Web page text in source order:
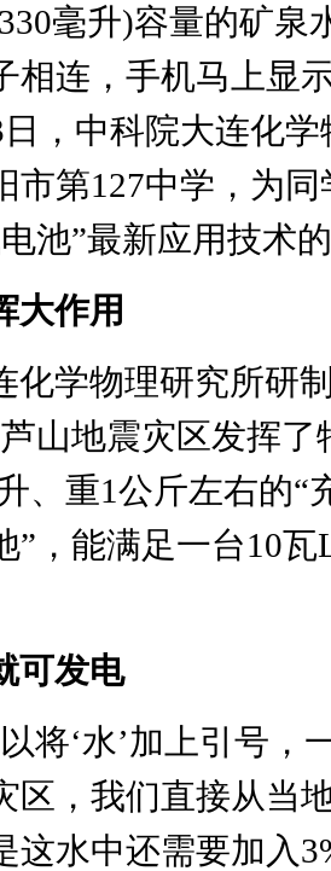
毫升)容量的矿泉
相连，手机马上显
，中科院大连化学
市第127中学，为
池”最新应用技术
大作用
学物理研究所研
山地震灾区发挥
、重1公斤左右的“
”，能满足一台10
可发电
将‘水’加上引号，
区，我们直接从当
这水中还需要加入